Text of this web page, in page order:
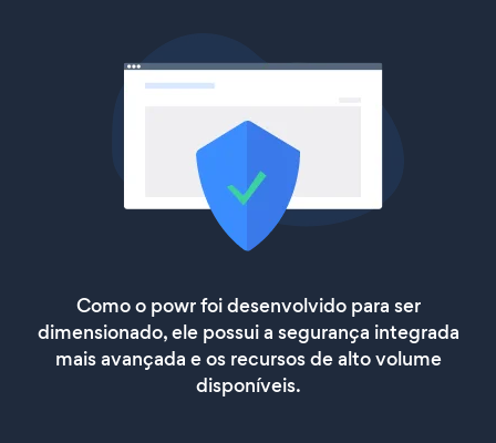
Como o powr foi desenvolvido para ser
dimensionado, ele possui a segurança integrada
mais avançada e os recursos de alto volume
disponíveis.